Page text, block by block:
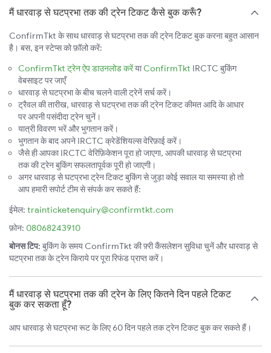
मैं धारवाड़ से घटप्रभा तक की ट्रेन टिकट कैसे बुक करूँ?
ConfirmTkt के साथ धारवाड़ से घटप्रभा तक की ट्रेन टिकट बुक करना बहुत आसान
है। बस, इन स्टेप्स को फ़ॉलो करें:
ConfirmTkt ट्रेन ऐप डाउनलोड करेंयाConfirmTkt IRCTC बुकिंग
वेबसाइट पर जाएँ
धारवाड़ से घटप्रभा के बीच चलने वाली ट्रेनें सर्च करें।
ट्रैवल की तारीख, धारवाड़ से घटप्रभा तक की ट्रेन टिकट कीमत आदि के आधार
पर अपनी पसंदीदा ट्रेन चुनें।
यात्री विवरण भरें और भुगतान करें।
भुगतान के बाद अपने IRCTC क्रेडेंशियल्स वेरिफ़ाई करें।
जैसे ही आपका IRCTC वेरिफ़िकेशन पूरा हो जाएगा, आपकी धारवाड़ से घटप्रभा
तक की ट्रेन बुकिंग सफलतापूर्वक पूरी हो जाएगी।
अगर धारवाड़ से घटप्रभा ट्रेन टिकट बुकिंग से जुड़ा कोई सवाल या समस्या हो तो
आप हमारी सपोर्ट टीम से संपर्क कर सकते हैं:
ईमेल: trainticketenquiry@confirmtkt.com
फ़ोन: 08068243910
बोनस टिप: बुकिंग के समय ConfirmTkt की फ़्री कैंसलेशन सुविधा चुनें और धारवाड़ से
घटप्रभा तक के ट्रेन किराये पर पूरा रिफंड प्राप्त करें।
मैं धारवाड़ से घटप्रभा तक की ट्रेन के लिए कितने दिन पहले टिकट
बुक कर सकता हूँ?
आप धारवाड़ से घटप्रभा रूट के लिए 60 दिन पहले तक ट्रेन टिकट बुक कर सकते हैं।